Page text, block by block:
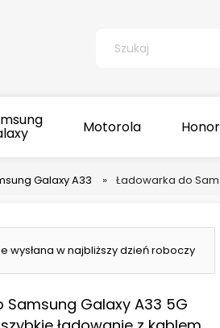
Motorola Honor
Galaxy A33 » Ładowarka do
wysłana w najbliższy dzień roboczy
Samsung Galaxy A33 5G